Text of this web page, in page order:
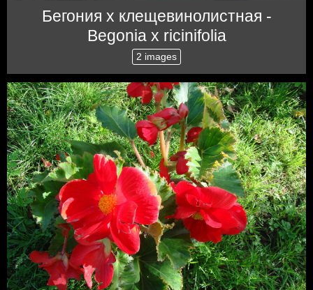
Бегония x клещевинолистная -
Begonia x ricinifolia
2 images